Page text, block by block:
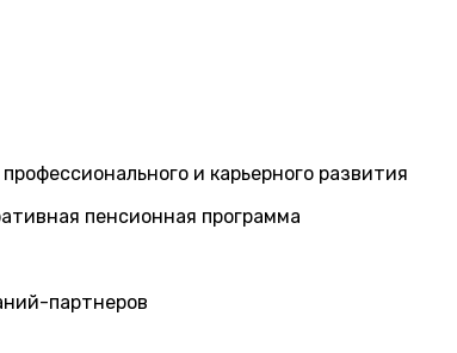
и карьерного развития
пенсионная программа
партнеров